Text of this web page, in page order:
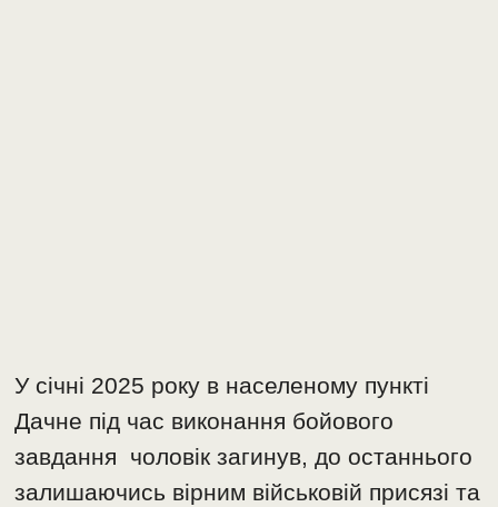
У січні 2025 року в населеному пункті
Дачне під час виконання бойового
завдання чоловік загинув, до останнього
залишаючись вірним військовій присязі та